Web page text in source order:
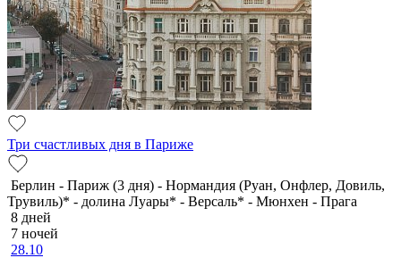
Три счастливых дня в Париже
Берлин - Париж (3 дня) - Нормандия (Руан, Онфлер, Довиль,
Трувиль)* - долина Луары* - Версаль* - Мюнхен - Прага
8 дней
7 ночей
28.10